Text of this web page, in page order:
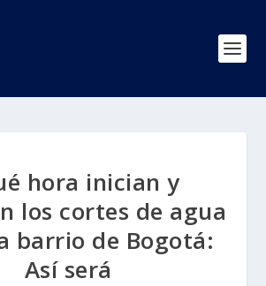
hora inician y
los cortes de agua
barrio de Bogotá:
Así será